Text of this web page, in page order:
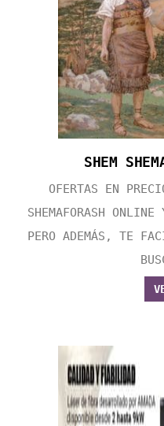
SHEM
OFERTAS EN
SHEMAFORASH
PERO ADEMÁS, TE